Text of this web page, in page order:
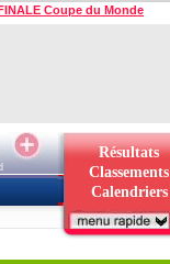
Coupe du Monde
Résultats
Classements
Calendriers